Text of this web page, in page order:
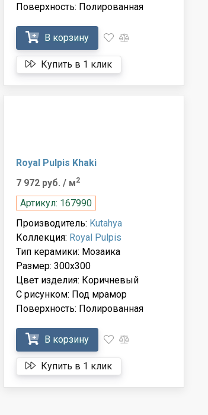
Поверхность: Полированная
В корзину
Купить в 1 клик
Royal Pulpis Khaki
7 972 руб./ м2
Артикул: 167990
Производитель: Kutahya
Коллекция: Royal Pulpis
Тип керамики: Мозаика
Размер: 300x300
Цвет изделия: Коричневый
С рисунком: Под мрамор
Поверхность: Полированная
В корзину
Купить в 1 клик